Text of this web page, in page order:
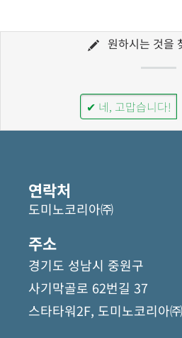
원하시는 것을
✔ 네, 고맙습니다!
연락처
도미노코리아㈜
주소
경기도 성남시 중원구
사기막골로 62번길 37
스타타워2F, 도미노코리아㈜